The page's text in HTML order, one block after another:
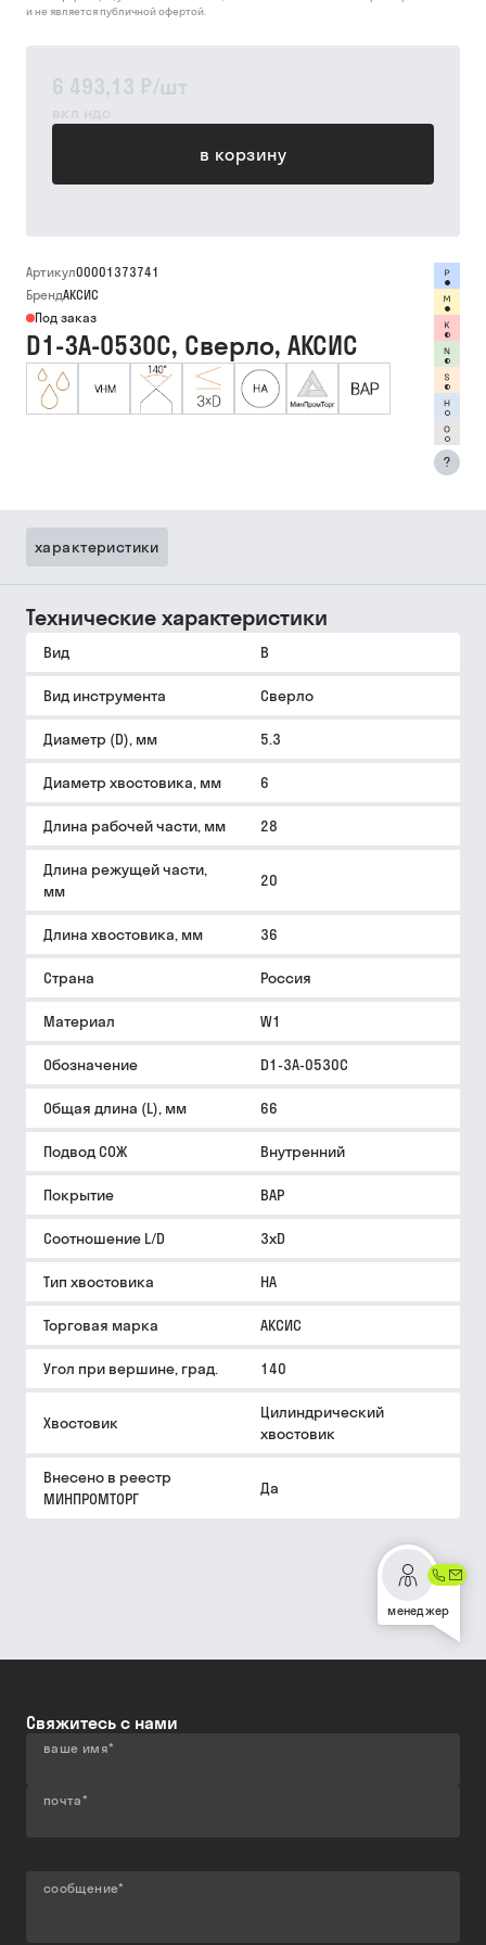
6 493,13 ₽/шт
вкл ндс
в корзину
и не является публичной офертой.
Артикул00001373741
БрендАКСИС
Под заказ
D1-3A-0530C, Сверло, АКСИС
?
характеристики
Технические характеристики
Вид B
Вид инструмента Сверло
Диаметр (D), мм 5.3
Диаметр хвостовика, мм 6
Длина рабочей части, мм 28
Длина режущей части,
мм
20
Длина хвостовика, мм 36
Страна Россия
Материал W1
Обозначение D1-3A-0530C
Общая длина (L), мм 66
Подвод СОЖ Внутренний
Покрытие BAP
Соотношение L/D 3xD
Тип хвостовика HA
Торговая марка АКСИС
Угол при вершине, град. 140
Хвостовик
Цилиндрический
хвостовик
Внесено в реестр
МИНПРОМТОРГ
Да
менеджер
Свяжитесь с нами
ваше имя*
почта*
сообщение*